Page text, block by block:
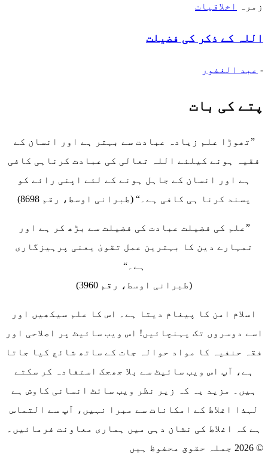
زمرہ اخلاقیات
اللہ کے ذکر کی فضیلت
- عبد الغفور
پتے کی بات
”تھوڑا علم زیادہ عبادت سے بہتر ہے اور انسان کے
فقیہ ہونے کیلئے اللہ تعالی کی عبادت کرناہی کافی
ہے اور انسان کے جاہل ہونے کے لئے اپنی رائے کو
پسند کرنا ہی کافی ہے۔“ (طبرانی اوسط، رقم 8698)
”علم کی فضیلت عبادت کی فضیلت سے بڑھ کر ہے اور
تمہارے دین کا بہترین عمل تقویٰ یعنی پرہیزگاری
ہے۔“
(طبرانی اوسط، رقم 3960)
اسلام امن کا پیغام دیتا ہے۔ اس کا علم سیکھیں اور
اسے دوسروں تک پہنچائیں! اس ویب سائیٹ پر اصلاحی اور
فقہ حنفیہ کا مواد حوالہ جات کے ساتھ شائع کیا جاتا
ہے، آپ اس ویب سائیٹ سے بلا جھجک استفادہ کر سکتے
ہیں۔ مزید یہ کہ زیر نظر ویب سائٹ انسانی کاوش ہے
لہذا اغلاط کے امکانات سے مبرا نہیں، آپ سے التماس
ہے کہ اغلاط کی نشان دہی میں ہماری معاونت فرمائیں۔
© 2026 جملہ حقوق محفوظ ہیں